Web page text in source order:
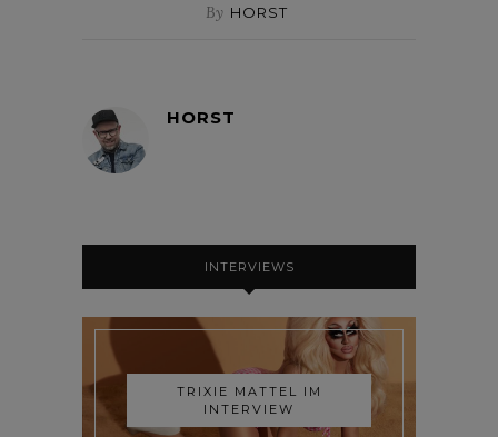
By HORST
HORST
INTERVIEWS
TRIXIE MATTEL IM
INTERVIEW